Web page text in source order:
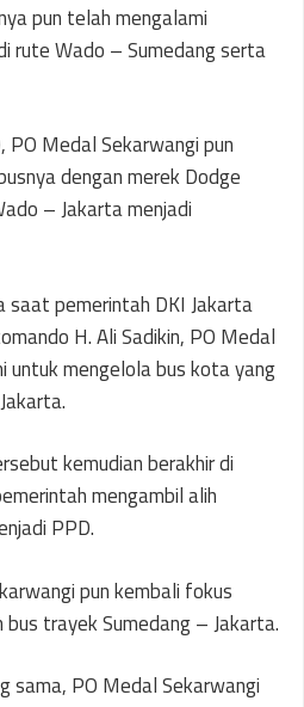
pun telah mengalami
rute Wado – Sumedang serta
Medal Sekarwangi pun
dengan merek Dodge
– Jakarta menjadi
saat pemerintah DKI Jakarta
H. Ali Sadikin, PO Medal
untuk mengelola bus kota yang
kemudian berakhir di
mengambil alih
PPD.
pun kembali fokus
trayek Sumedang – Jakarta.
sama, PO Medal Sekarwangi